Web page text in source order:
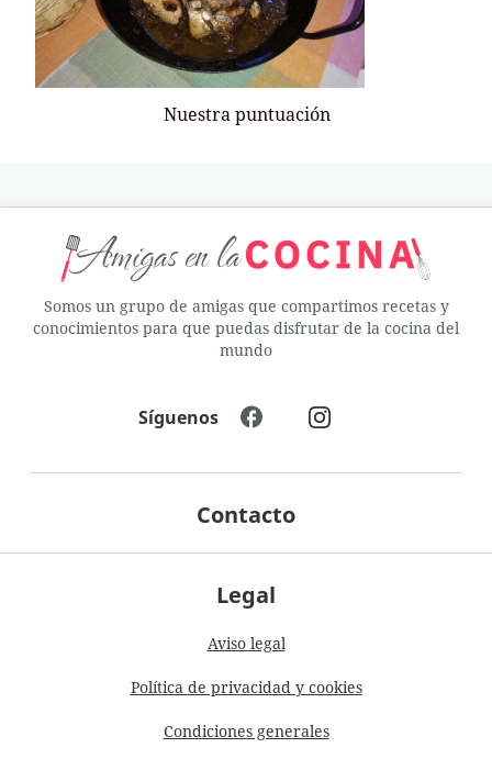
Nuestra puntuación
Somos un grupo de amigas que compartimos recetas y
conocimientos para que puedas disfrutar de la cocina del
mundo
Legal
Aviso legal
Política de privacidad y cookies
Condiciones generales
Contacto
Síguenos